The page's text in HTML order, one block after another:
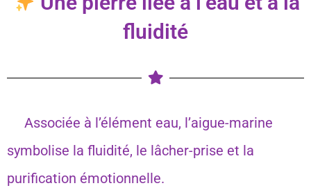
fluidité
Associée à l’élément eau, l’aigue-marine
symbolise la fluidité, le lâcher-prise et la
purification émotionnelle.